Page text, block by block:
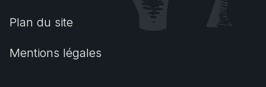
Plan du site
Mentions légales